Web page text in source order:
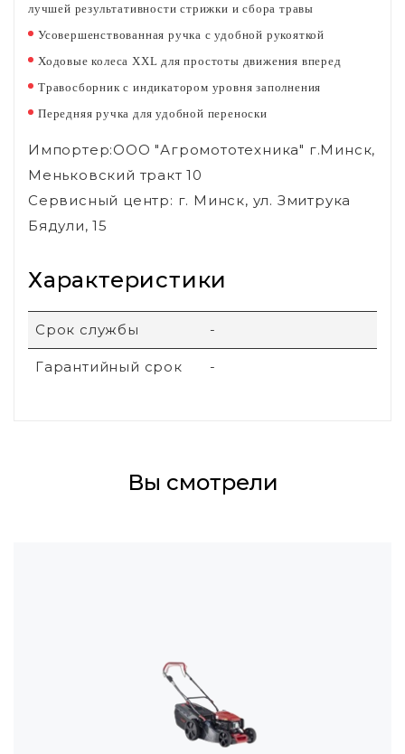
лучшей результативности стрижки и сбора травы
Усовершенствованная ручка с удобной рукояткой
Ходовые колеса XXL для простоты движения вперед
Травосборник с индикатором уровня заполнения
Передняя ручка для удобной переноски
Импортер:ООО "Агромототехника" г.Минск,
Меньковский тракт 10
Сервисный центр: г. Минск, ул. Змитрука
Бядули, 15
Характеристики
Срок службы -
Гарантийный срок -
Вы смотрели